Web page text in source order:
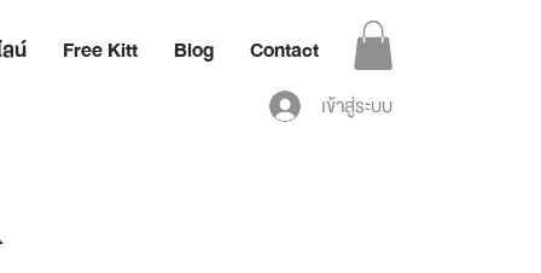
น์ Free Kitt Blog Contact
เข้าสู่ระบบ